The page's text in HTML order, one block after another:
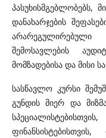
პასუხისმგებლობებს,
დანახარჯების
შემოსავლების
მომზადებისა და მისი
სასწავლო კურსი
გუნდის მიერ და